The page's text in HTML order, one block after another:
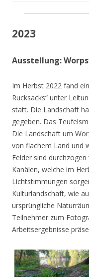
2023
Ausstellung:
Im Herbst 2022 fand
Rucksacks“ unter
statt. Die Landschaft
gegeben. Das
Die Landschaft um
von flachem Land und
Felder sind
Kanälen, welche im
Lichtstimmungen
Kulturlandschaft, wie
ursprüngliche
Teilnehmer zum
Arbeitsergebnisse